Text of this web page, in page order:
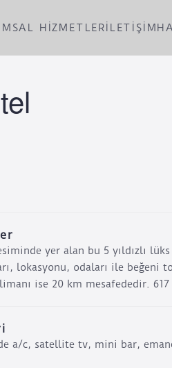
HİZMETLERİLETİŞİM
yer alan bu 5 yıldızlı
lokasyonu, odaları ile beğeni
ise 20 km mesafededir.
a/c, satellite tv, mini bar,